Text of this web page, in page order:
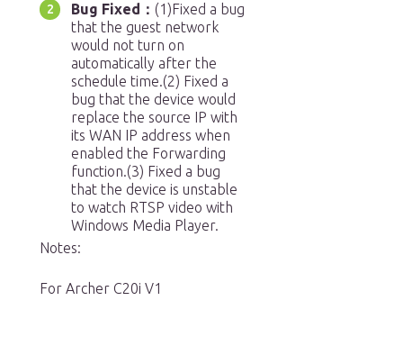
Bug Fixed： (1)Fixed a bug
that the guest network
would not turn on
automatically after the
schedule time.(2) Fixed a
bug that the device would
replace the source IP with
its WAN IP address when
enabled the Forwarding
function.(3) Fixed a bug
that the device is unstable
to watch RTSP video with
Windows Media Player.
Notes:
For Archer C20i V1